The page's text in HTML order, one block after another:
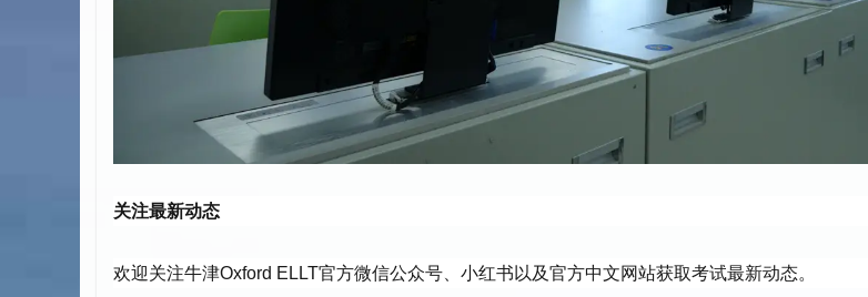
关注最新动态
欢迎关注牛津Oxford ELLT官方微信公众号、小红书以及官方中文网站获取考试最新动态。